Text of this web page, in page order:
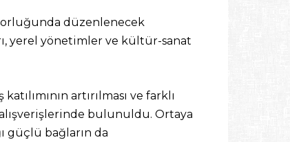
düzenlenecek
yerel yönetimler ve kültür-sanat
artırılması ve farklı
bulunuldu. Ortaya
güçlü bağların da